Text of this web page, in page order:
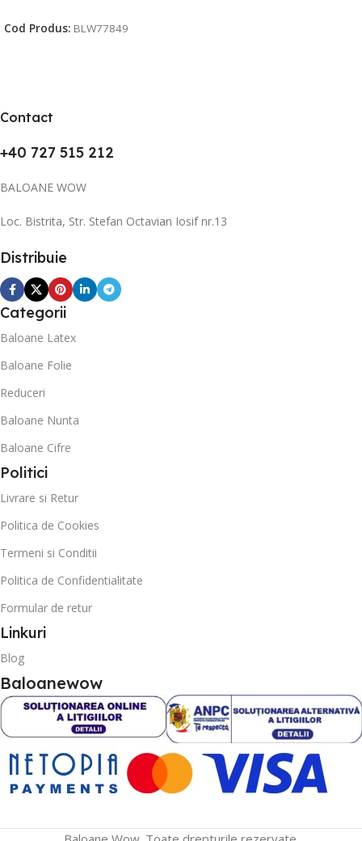
Cod Produs: BLW77849
Contact
+40 727 515 212
BALOANE WOW
Loc. Bistrita, Str. Stefan Octavian Iosif nr.13
Distribuie
Categorii
Baloane Latex
Baloane Folie
Reduceri
Baloane Nunta
Baloane Cifre
Politici
Livrare si Retur
Politica de Cookies
Termeni si Conditii
Politica de Confidentialitate
Formular de retur
Linkuri
Blog
Baloanewow